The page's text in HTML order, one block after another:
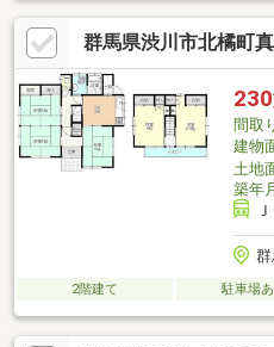
渡し（図面と現況と相違がある場
設備（エアコン含む）については
ありません。
群馬県渋川市北橘町
230
間取
建物
土地
築年
2階建て 駐車場